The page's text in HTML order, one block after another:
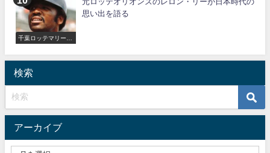
千葉ロッテマリーン
思い出を語る
検索
アーカイブ